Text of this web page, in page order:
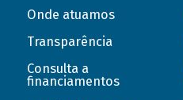
Onde atuamos
Transparência
Consulta a
financiamentos